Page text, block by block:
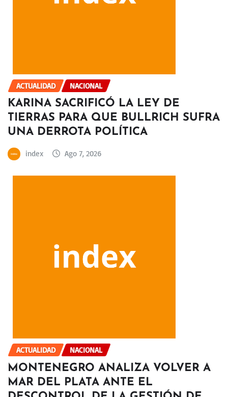
ACTUALIDAD NACIONAL
KARINA SACRIFICÓ LA LEY DE
TIERRAS PARA QUE BULLRICH SUFRA
UNA DERROTA POLÍTICA
index Ago 7, 2026
ACTUALIDAD NACIONAL
MONTENEGRO ANALIZA VOLVER A
MAR DEL PLATA ANTE EL